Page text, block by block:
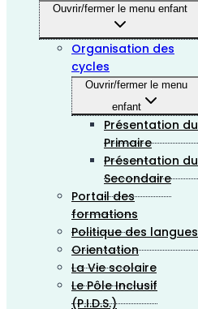
Ouvrir/fermer le menu enfant
Organisation des
cycles
Ouvrir/fermer le menu
enfant
Présentation du
Primaire
Présentation du
Secondaire
Portail des
formations
Politique des langues
Orientation
La Vie scolaire
Le Pôle Inclusif
(P.I.D.S.)